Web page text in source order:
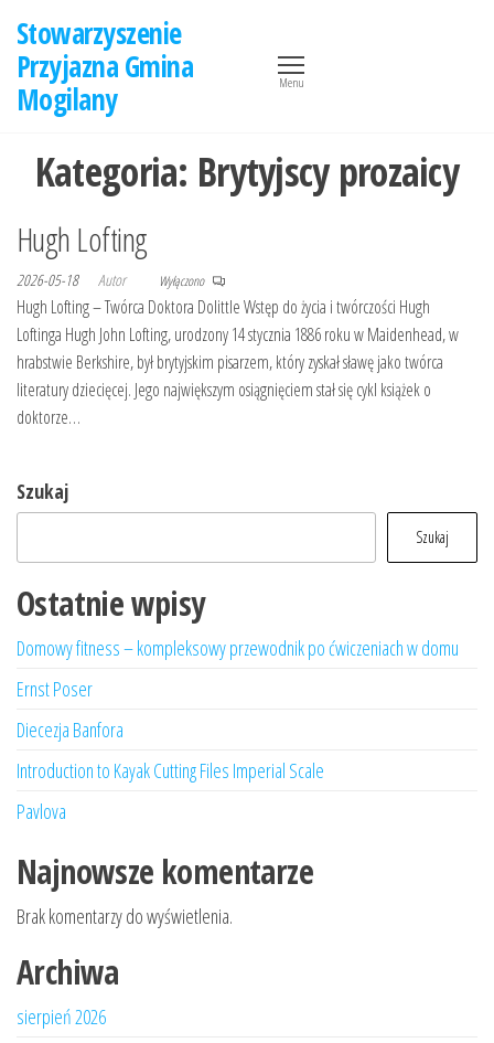
treści
Stowarzyszenie
Przyjazna Gmina
Mogilany
Menu
Kategoria: Brytyjscy prozaicy
Hugh Lofting
2026-05-18 Autor Wyłączono
Hugh Lofting – Twórca Doktora Dolittle Wstęp do życia i twórczości Hugh
Loftinga Hugh John Lofting, urodzony 14 stycznia 1886 roku w Maidenhead, w
hrabstwie Berkshire, był brytyjskim pisarzem, który zyskał sławę jako twórca
literatury dziecięcej. Jego największym osiągnięciem stał się cykl książek o
doktorze…
Szukaj
Szukaj
Ostatnie wpisy
Domowy fitness – kompleksowy przewodnik po ćwiczeniach w domu
Ernst Poser
Diecezja Banfora
Introduction to Kayak Cutting Files Imperial Scale
Pavlova
Najnowsze komentarze
Brak komentarzy do wyświetlenia.
Archiwa
sierpień 2026